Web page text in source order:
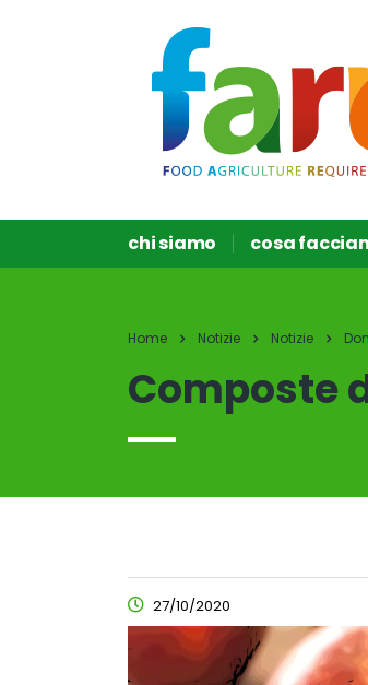
chi siamo cosa
Home Notizie Notizie
Composte
27/10/2020